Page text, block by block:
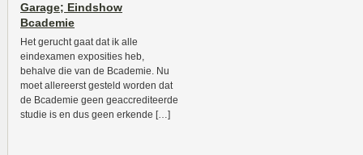
Garage; Eindshow
Bcademie
Het gerucht gaat dat ik alle
eindexamen exposities heb,
behalve die van de Bcademie. Nu
moet allereerst gesteld worden dat
de Bcademie geen geaccrediteerde
studie is en dus geen erkende […]